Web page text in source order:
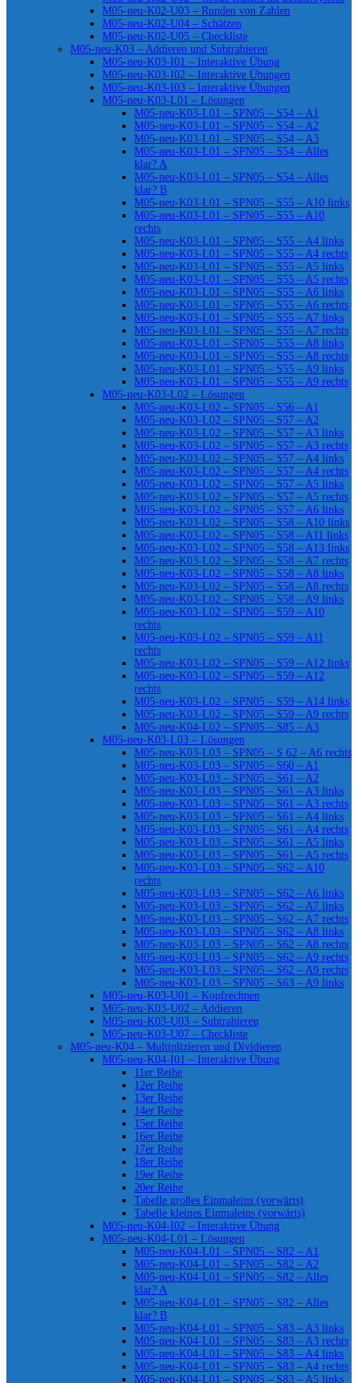
M05-neu-K02-U03 – Runden von Zahlen
M05-neu-K02-U04 – Schätzen
M05-neu-K02-U05 – Checkliste
M05-neu-K03 – Addieren und Subtrahieren
M05-neu-K03-I01 – Interaktive Übung
M05-neu-K03-I02 – Interaktive Übungen
M05-neu-K03-I03 – Interaktive Übungen
M05-neu-K03-L01 – Lösungen
M05-neu-K03-L01 – SPN05 – S54 – A1
M05-neu-K03-L01 – SPN05 – S54 – A2
M05-neu-K03-L01 – SPN05 – S54 – A3
M05-neu-K03-L01 – SPN05 – S54 – Alles
klar? A
M05-neu-K03-L01 – SPN05 – S54 – Alles
klar? B
M05-neu-K03-L01 – SPN05 – S55 – A10 links
M05-neu-K03-L01 – SPN05 – S55 – A10
rechts
M05-neu-K03-L01 – SPN05 – S55 – A4 links
M05-neu-K03-L01 – SPN05 – S55 – A4 rechts
M05-neu-K03-L01 – SPN05 – S55 – A5 links
M05-neu-K03-L01 – SPN05 – S55 – A5 rechts
M05-neu-K03-L01 – SPN05 – S55 – A6 links
M05-neu-K03-L01 – SPN05 – S55 – A6 rechts
M05-neu-K03-L01 – SPN05 – S55 – A7 links
M05-neu-K03-L01 – SPN05 – S55 – A7 rechts
M05-neu-K03-L01 – SPN05 – S55 – A8 links
M05-neu-K03-L01 – SPN05 – S55 – A8 rechts
M05-neu-K03-L01 – SPN05 – S55 – A9 links
M05-neu-K03-L01 – SPN05 – S55 – A9 rechts
M05-neu-K03-L02 – Lösungen
M05-neu-K03-L02 – SPN05 – S56 – A1
M05-neu-K03-L02 – SPN05 – S57 – A2
M05-neu-K03-L02 – SPN05 – S57 – A3 links
M05-neu-K03-L02 – SPN05 – S57 – A3 rechts
M05-neu-K03-L02 – SPN05 – S57 – A4 links
M05-neu-K03-L02 – SPN05 – S57 – A4 rechts
M05-neu-K03-L02 – SPN05 – S57 – A5 links
M05-neu-K03-L02 – SPN05 – S57 – A5 rechts
M05-neu-K03-L02 – SPN05 – S57 – A6 links
M05-neu-K03-L02 – SPN05 – S58 – A10 links
M05-neu-K03-L02 – SPN05 – S58 – A11 links
M05-neu-K03-L02 – SPN05 – S58 – A13 links
M05-neu-K03-L02 – SPN05 – S58 – A7 rechts
M05-neu-K03-L02 – SPN05 – S58 – A8 links
M05-neu-K03-L02 – SPN05 – S58 – A8 rechts
M05-neu-K03-L02 – SPN05 – S58 – A9 links
M05-neu-K03-L02 – SPN05 – S59 – A10
rechts
M05-neu-K03-L02 – SPN05 – S59 – A11
rechts
M05-neu-K03-L02 – SPN05 – S59 – A12 links
M05-neu-K03-L02 – SPN05 – S59 – A12
rechts
M05-neu-K03-L02 – SPN05 – S59 – A14 links
M05-neu-K03-L02 – SPN05 – S59 – A9 rechts
M05-neu-K04-L02 – SPN05 – S85 – A3
M05-neu-K03-L03 – Lösungen
M05-neu-K03-L03 – SPN05 – S 62 – A6 rechts
M05-neu-K03-L03 – SPN05 – S60 – A1
M05-neu-K03-L03 – SPN05 – S61 – A2
M05-neu-K03-L03 – SPN05 – S61 – A3 links
M05-neu-K03-L03 – SPN05 – S61 – A3 rechts
M05-neu-K03-L03 – SPN05 – S61 – A4 links
M05-neu-K03-L03 – SPN05 – S61 – A4 rechts
M05-neu-K03-L03 – SPN05 – S61 – A5 links
M05-neu-K03-L03 – SPN05 – S61 – A5 rechts
M05-neu-K03-L03 – SPN05 – S62 – A10
rechts
M05-neu-K03-L03 – SPN05 – S62 – A6 links
M05-neu-K03-L03 – SPN05 – S62 – A7 links
M05-neu-K03-L03 – SPN05 – S62 – A7 rechts
M05-neu-K03-L03 – SPN05 – S62 – A8 links
M05-neu-K03-L03 – SPN05 – S62 – A8 rechts
M05-neu-K03-L03 – SPN05 – S62 – A9 rechts
M05-neu-K03-L03 – SPN05 – S62 – A9 rechts
M05-neu-K03-L03 – SPN05 – S63 – A9 links
M05-neu-K03-U01 – Kopfrechnen
M05-neu-K03-U02 – Addieren
M05-neu-K03-U03 – Subtrahieren
M05-neu-K03-U07 – Checkliste
M05-neu-K04 – Multiplizieren und Dividieren
M05-neu-K04-I01 – Interaktive Übung
11er Reihe
12er Reihe
13er Reihe
14er Reihe
15er Reihe
16er Reihe
17er Reihe
18er Reihe
19er Reihe
20er Reihe
Tabelle großes Einmaleins (vorwärts)
Tabelle kleines Einmaleins (vorwärts)
M05-neu-K04-I02 – Interaktive Übung
M05-neu-K04-L01 – Lösungen
M05-neu-K04-L01 – SPN05 – S82 – A1
M05-neu-K04-L01 – SPN05 – S82 – A2
M05-neu-K04-L01 – SPN05 – S82 – Alles
klar? A
M05-neu-K04-L01 – SPN05 – S82 – Alles
klar? B
M05-neu-K04-L01 – SPN05 – S83 – A3 links
M05-neu-K04-L01 – SPN05 – S83 – A3 rechts
M05-neu-K04-L01 – SPN05 – S83 – A4 links
M05-neu-K04-L01 – SPN05 – S83 – A4 rechts
M05-neu-K04-L01 – SPN05 – S83 – A5 links